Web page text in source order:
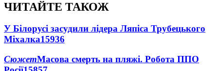
ЧИТАЙТЕ ТАКОЖ
У Білорусі засудили лідера Ляпіса Трубецького
Міхалка15936
СюжетМасова смерть на пляжі. Робота ППО